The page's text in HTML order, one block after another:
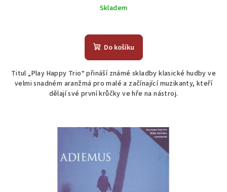
Skladem
Do košíku
Titul „Play Happy Trio“ přináší známé skladby klasické hudby ve
velmi snadném aranžmá pro malé a začínající muzikanty, kteří
dělají své první krůčky ve hře na nástroj.